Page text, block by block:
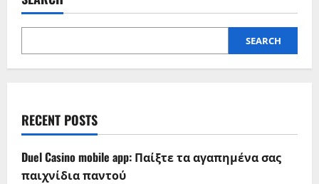
SEARCH
RECENT POSTS
Duel Casino mobile app: Παίξτε τα αγαπημένα σας
παιχνίδια παντού